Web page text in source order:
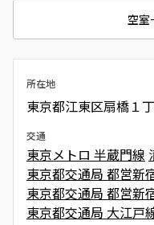
空室
所在地
東京都江東区扇橋１
交通
東京メトロ 半蔵門線
東京都交通局 都営新
東京都交通局 都営新
東京都交通局 大江戸